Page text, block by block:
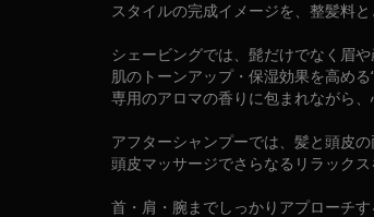
スタイルの完成イメージを、整髪料
シェービングでは、髭だけでなく眉や
肌のトーンアップ・保湿効果を高める
専用のアロマの香りに包まれながら
アフターシャンプーでは、髪と頭皮
頭皮マッサージでさらなるリラックス
首・肩・腕までしっかりアプローチす